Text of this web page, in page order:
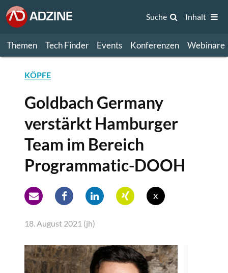
Themen Tech Finder Events Konferenzen Webinare
Suche Inhalt
KÖPFE
Goldbach Germany
verstärkt Hamburger
Team im Bereich
Programmatic-DOOH
x
18. August 2021 (jh)